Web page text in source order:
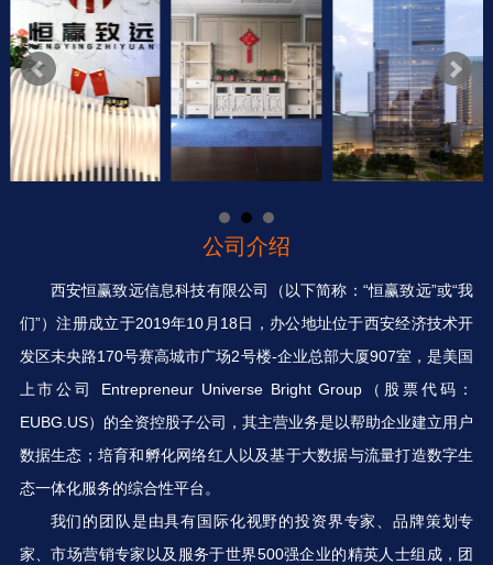
公司介绍
西安恒赢致远信息科技有限公司（以下简称：“恒赢致远”或“我
们”）注册成立于2019年10月18日，办公地址位于西安经济技术开
发区未央路170号赛高城市广场2号楼-企业总部大厦907室，是美国
上市公司 Entrepreneur Universe Bright Group（股票代码：
EUBG.US）的全资控股子公司，其主营业务是以帮助企业建立用户
数据生态；培育和孵化网络红人以及基于大数据与流量打造数字生
态一体化服务的综合性平台。
我们的团队是由具有国际化视野的投资界专家、品牌策划专
家、市场营销专家以及服务于世界500强企业的精英人士组成，团